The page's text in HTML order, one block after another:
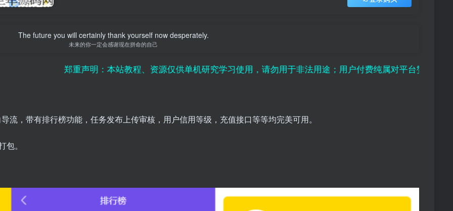
The future you will certainly thank yourself now desperately.
未来的你一定会感谢现在拼命的自己
郑重声明：本站教程、资源仅供单机研究学习使用，请勿用于非法用途；用户付费纯属对平台赞助行为，且虚拟
流，带有排行榜功能，任务发布上传审核，用户信用等级，充值接口等等均完美可用。
。